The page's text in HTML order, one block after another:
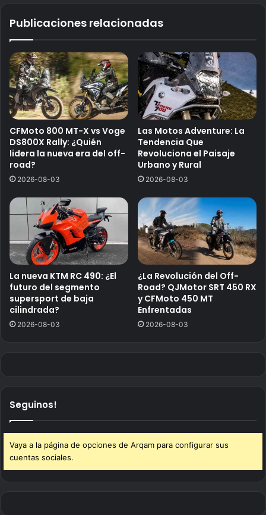
Publicaciones relacionadas
CFMoto 800 MT-X vs Voge
DS800X Rally: ¿Quién
lidera la nueva era del off-
road?
2026-08-03
Las Motos Adventure: La
Tendencia Que
Revoluciona el Paisaje
Urbano y Rural
2026-08-03
La nueva KTM RC 490: ¿El
futuro del segmento
supersport de baja
cilindrada?
2026-08-03
¿La Revolución del Off-
Road? QJMotor SRT 450 RX
y CFMoto 450 MT
Enfrentadas
2026-08-03
Seguinos!
Vaya a la página de opciones de Arqam para configurar sus
cuentas sociales.